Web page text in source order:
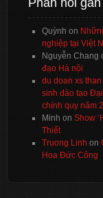
Phản hồi
Quỳnh on
nghiệp tại Việt
Nguyễn Chang
đạo Hà nội
du doan xs than
sinh đào tạo
chính quy năm
Minh on Show
Thiết
Truong Linh on
Hoa Đức Công